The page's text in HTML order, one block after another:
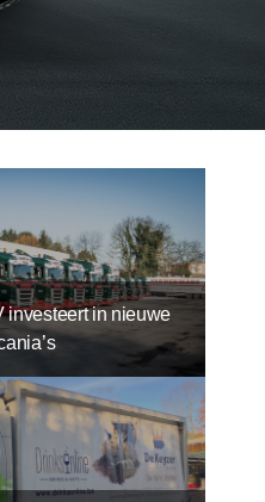
investeert in nieuwe